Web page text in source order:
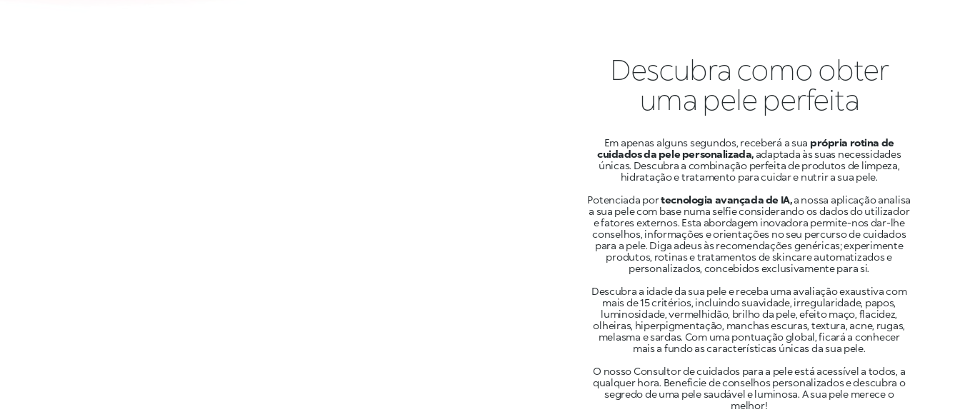
Descubra como obter
uma pele perfeita
Em apenas alguns segundos, receberá a sua própria rotina de
cuidados da pele personalizada,adaptada às suas necessidades
únicas. Descubra a combinação perfeita de produtos de limpeza,
hidratação e tratamento para cuidar e nutrir a sua pele.
Potenciada portecnologia avançada de IA,a nossa aplicação analisa
a sua pele com base numa selfie considerando os dados do utilizador
e fatores externos. Esta abordagem inovadora permite-nos dar-lhe
conselhos, informações e orientações no seu percurso de cuidados
para a pele. Diga adeus às recomendações genéricas; experimente
produtos, rotinas e tratamentos de skincare automatizados e
personalizados, concebidos exclusivamente para si.
Descubra a idade da sua pele e receba uma avaliação exaustiva com
mais de 15 critérios, incluindo suavidade, irregularidade, papos,
luminosidade, vermelhidão, brilho da pele, efeito maço, flacidez,
olheiras, hiperpigmentação, manchas escuras, textura, acne, rugas,
melasma e sardas. Com uma pontuação global, ficará a conhecer
mais a fundo as características únicas da sua pele.
O nosso Consultor de cuidados para a pele está acessível a todos, a
qualquer hora. Beneficie de conselhos personalizados e descubra o
segredo de uma pele saudável e luminosa. A sua pele merece o
melhor!